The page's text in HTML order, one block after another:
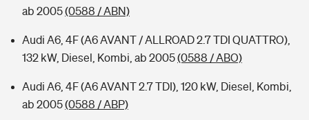
ab 2005(0588 / ABN)
Audi A6, 4F (A6 AVANT / ALLROAD 2.7 TDI QUATTRO),
132 kW, Diesel, Kombi, ab 2005(0588 / ABO)
Audi A6, 4F (A6 AVANT 2.7 TDI), 120 kW, Diesel, Kombi,
ab 2005(0588 / ABP)